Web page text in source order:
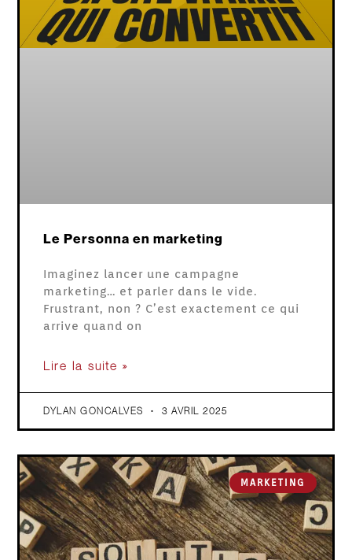
Le Personna en marketing
Imaginez lancer une campagne
marketing… et parler dans le vide.
Frustrant, non ? C’est exactement ce qui
arrive quand on
Lire la suite »
DYLAN GONCALVES 3 AVRIL 2025
MARKETING